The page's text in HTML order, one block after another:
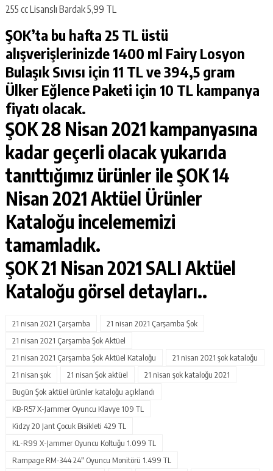
255 cc Lisanslı Bardak 5,99 TL
ŞOK’ta bu hafta 25 TL üstü
alışverişlerinizde 1400 ml Fairy Losyon
Bulaşık Sıvısı için 11 TL ve 394,5 gram
Ülker Eğlence Paketi için 10 TL kampanya
fiyatı olacak.
ŞOK 28 Nisan 2021 kampanyasına
kadar geçerli olacak yukarıda
tanıttığımız ürünler ileŞOK 14
Nisan 2021 Aktüel Ürünler
Kataloğu incelememizi
tamamladık.
ŞOK 21 Nisan 2021 SALI Aktüel
Kataloğu görsel detayları..
21 nisan 2021 Çarşamba
21 nisan 2021 Çarşamba Şok
21 nisan 2021 Çarşamba Şok Aktüel
21 nisan 2021 Çarşamba Şok Aktüel Kataloğu
21 nisan 2021 şok kataloğu
21 nisan şok
21 nisan Şok aktüel
21 nisan şok kataloğu 2021
Bugün Şok aktüel ürünler kataloğu açıklandı
KB-R57 X-Jammer Oyuncu Klavye 109 TL
Kidzy 20 Jant Çocuk Bisikleti 429 TL
KL-R99 X-Jammer Oyuncu Koltuğu 1.099 TL
Rampage RM-344 24″ Oyuncu Monitörü 1.499 TL